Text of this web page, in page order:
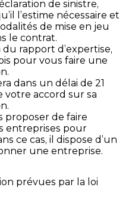
de sinistre,
l’estime nécessaire et
de mise en jeu
le contrat.
rapport d’expertise,
pour vous faire une
dans un délai de 21
votre accord sur sa
proposer de faire
entreprises pour
ce cas, il dispose d’un
une entreprise.
prévues par la loi